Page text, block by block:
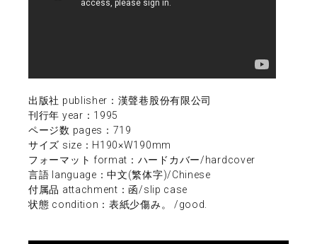
出版社 publisher：漢聲巷股份有限公司
刊行年 year：1995
ページ数 pages：719
サイズ size：H190×W190mm
フォーマット format：ハードカバー/hardcover
言語 language：中文(繁体字)/Chinese
付属品 attachment：函/slip case
状態 condition：表紙少傷み。 /good.